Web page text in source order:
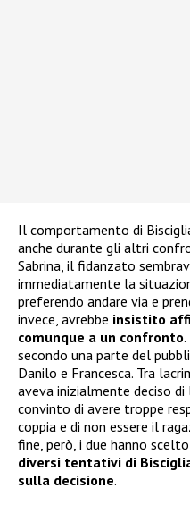
Il comportamento di
anche durante gli altri
Sabrina, il fidanzato
immediatamente la
preferendo andare via e
invece, avrebbe insistito
comunque a un confronto
secondo una parte del
Danilo e Francesca. Tra
aveva inizialmente deciso di
convinto di avere troppe
coppia e di non essere il
fine, però, i due hanno
diversi tentativi di
sulla decisione.